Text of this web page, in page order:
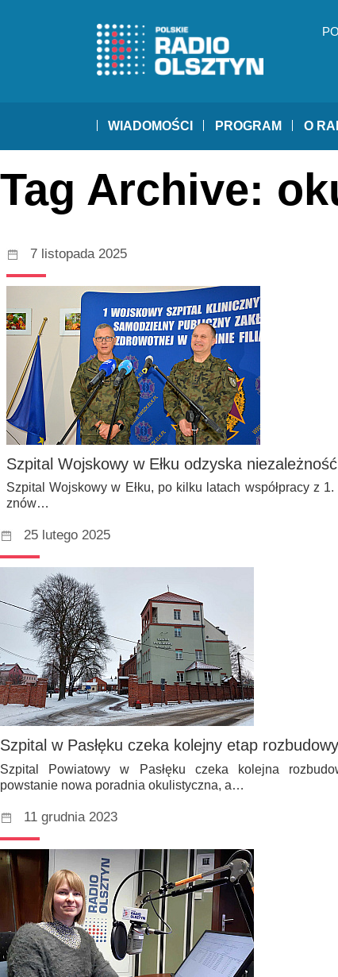
WIADOMOŚCI PROGRAM O
Tag Archive:
7 listopada 2025
Szpital Wojskowy w Ełku odzyska
Szpital Wojskowy w Ełku, po kilku latach współpracy z
znów…
25 lutego 2025
Szpital w Pasłęku czeka kolejny etap rozbudowy
Szpital Powiatowy w Pasłęku czeka kolejna
powstanie nowa poradnia okulistyczna, a…
11 grudnia 2023